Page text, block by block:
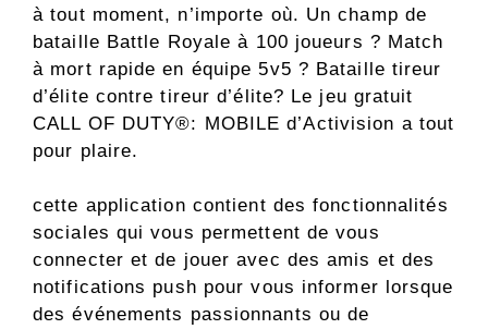
à tout moment, n’importe où. Un champ de
bataille Battle Royale à 100 joueurs ? Match
à mort rapide en équipe 5v5 ? Bataille tireur
d’élite contre tireur d’élite? Le jeu gratuit
CALL OF DUTY®: MOBILE d’Activision a tout
pour plaire.
cette application contient des fonctionnalités
sociales qui vous permettent de vous
connecter et de jouer avec des amis et des
notifications push pour vous informer lorsque
des événements passionnants ou de